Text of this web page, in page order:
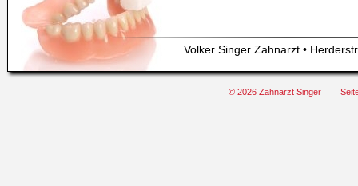
Volker Singer Zahnarzt •
© 2026 Zahnarzt Singer